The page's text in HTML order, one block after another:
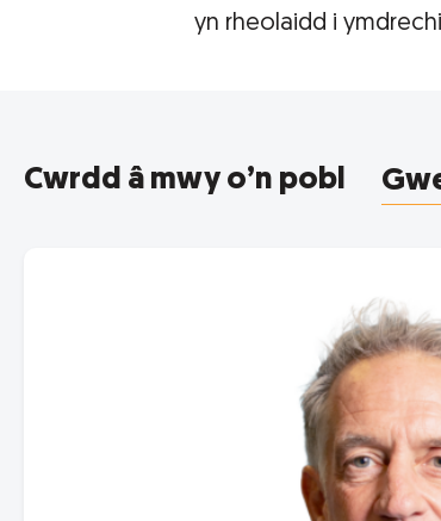
yn rheolaidd i
Cwrdd â mwy o’n pobl